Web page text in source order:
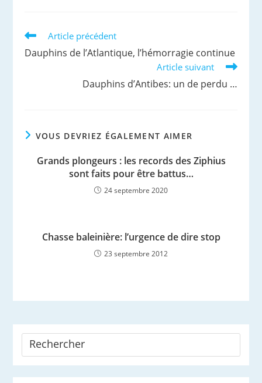
Read
articles
Article précédent
Dauphins de l’Atlantique, l’hémorragie continue
Article suivant
Dauphins d’Antibes: un de perdu …
VOUS DEVRIEZ ÉGALEMENT AIMER
Grands plongeurs : les records des Ziphius
sont faits pour être battus…
24 septembre 2020
Chasse baleinière: l’urgence de dire stop
23 septembre 2012